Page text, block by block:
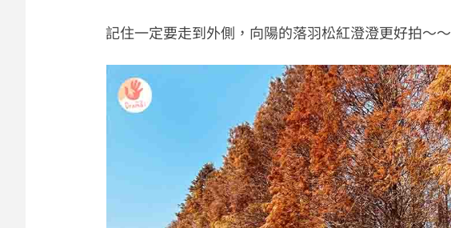
記住一定要走到外側，向陽的落羽松紅澄澄更好拍～～